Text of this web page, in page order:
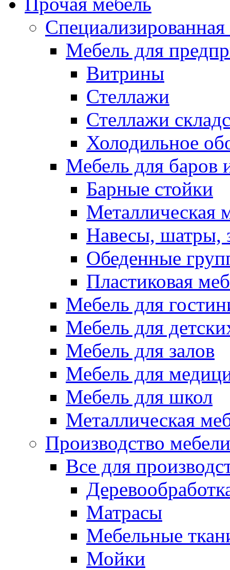
Специализированная
Мебель для
Витрины
Стеллажи
Стеллажи
Холодильное
Мебель для баров
Барные стойки
Металлическая
Навесы, шатры,
Обеденные
Пластиковая
Мебель для
Мебель для
Мебель для залов
Мебель для
Мебель для школ
Металлическая
Производство мебели
Все для
Матрасы
Мебельные
Мойки